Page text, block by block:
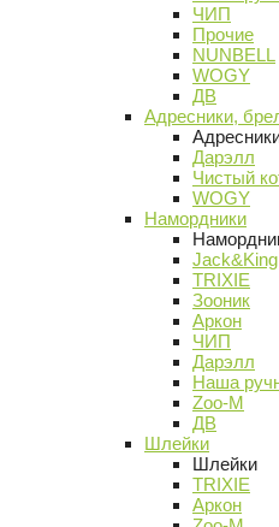
ЧИП
Прочие
NUNBELL
WOGY
ДВ
Адресники,
Дарэлл
Чистый
WOGY
Намордники
Jack&King
TRIXIE
Зооник
Аркон
ЧИП
Дарэлл
Наша
Zoo-M
ДВ
Шлейки
Шлейки
TRIXIE
Аркон